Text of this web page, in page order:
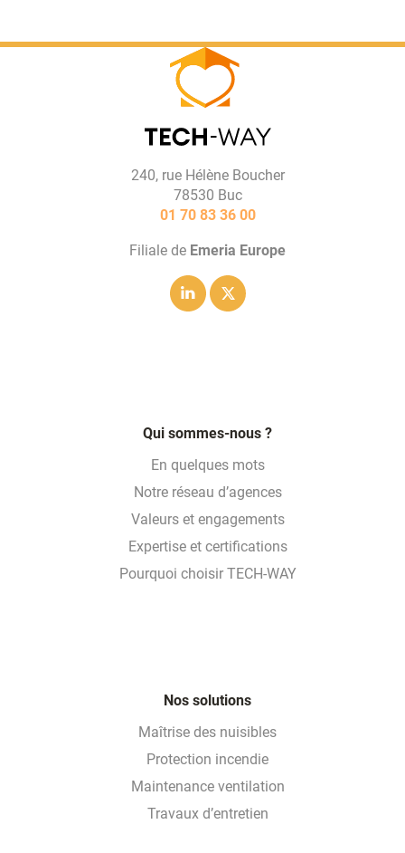
240, rue Hélène Boucher
78530 Buc
01 70 83 36 00
Filiale de Emeria Europe
Qui sommes-nous ?
En quelques mots
Notre réseau d’agences
Valeurs et engagements
Expertise et certifications
Pourquoi choisir TECH-WAY
Nos solutions
Maîtrise des nuisibles
Protection incendie
Maintenance ventilation
Travaux d’entretien